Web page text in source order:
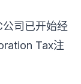
司已开始经
Tax注